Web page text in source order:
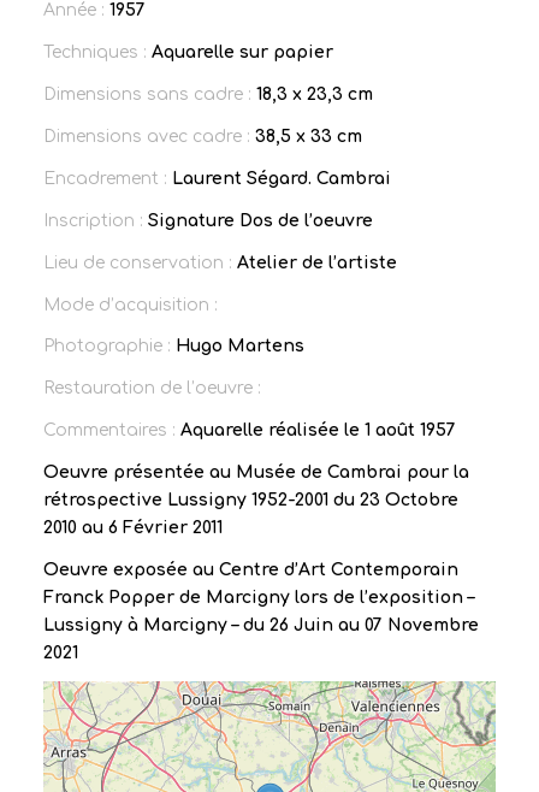
Année : 1957
Techniques : Aquarelle sur papier
Dimensions sans cadre : 18,3 x 23,3 cm
Dimensions avec cadre : 38,5 x 33 cm
Encadrement : Laurent Ségard. Cambrai
Inscription : Signature Dos de l’oeuvre
Lieu de conservation : Atelier de l’artiste
Mode d’acquisition :
Photographie : Hugo Martens
Restauration de l’oeuvre :
Commentaires : Aquarelle réalisée le 1 août 1957
Oeuvre présentée au Musée de Cambrai pour la
rétrospective Lussigny 1952-2001 du 23 Octobre
2010 au 6 Février 2011
Oeuvre exposée au Centre d’Art Contemporain
Franck Popper de Marcigny lors de l’exposition –
Lussigny à Marcigny – du 26 Juin au 07 Novembre
2021